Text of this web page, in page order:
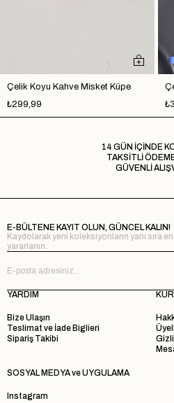
Çelik Koyu Kahve Misket Küpe
₺299,99
14 GÜN İÇİNDE
TAKSİTLİ
GÜVENLİ
E-BÜLTENE KAYIT OLUN, GÜNCEL KALIN!
Kaydolarak yeni koleksiyonların yanı sıra
yararlanın.
YARDIM
Bize Ulaşın
Teslimat ve İade Biglieri
Sipariş Takibi
SOSYAL MEDYA ve UYGULAMA
Instagram